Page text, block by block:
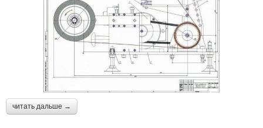
читать дальше →